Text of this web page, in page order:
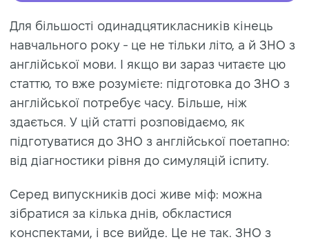
Для більшості одинадцятикласників кінець
навчального року - це не тільки літо, а й ЗНО з
англійської мови. І якщо ви зараз читаєте цю
статтю, то вже розумієте: підготовка до ЗНО з
англійської потребує часу. Більше, ніж
здається. У цій статті розповідаємо, як
підготуватися до ЗНО з англійської поетапно:
від діагностики рівня до симуляцій іспиту.
Серед випускників досі живе міф: можна
зібратися за кілька днів, обкластися
конспектами, і все вийде. Це не так. ЗНО з